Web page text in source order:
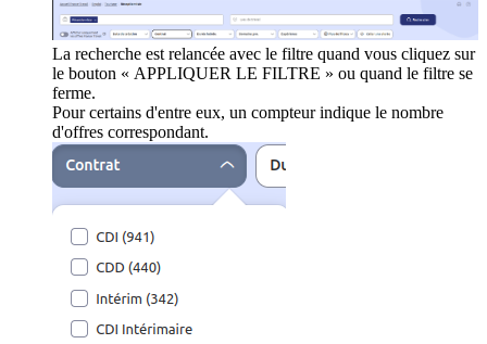
La recherche est relancée avec le filtre quand vous cliquez sur
le bouton « APPLIQUER LE FILTRE » ou quand le filtre se
ferme.
Pour certains d'entre eux, un compteur indique le nombre
d'offres correspondant.